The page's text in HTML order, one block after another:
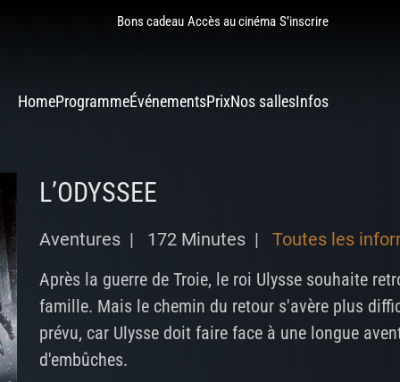
Bons cadeau Accès au cinéma S’inscrire
HomeProgrammeÉvénementsPrixNos sallesInfos
L’ODYSSEE
Aventures | 172 Minutes | Toutes les
Après la guerre de Troie, le roi Ulysse souhaite
famille. Mais le chemin du retour s'avère plus
prévu, car Ulysse doit faire face à une longue
d'embûches.